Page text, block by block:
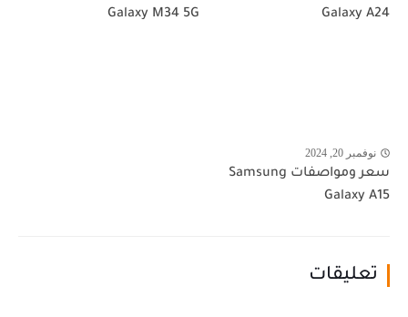
Galaxy A24
Galaxy M34 5G
نوفمبر 20, 2024
سعر ومواصفات Samsung
Galaxy A15
تعليقات